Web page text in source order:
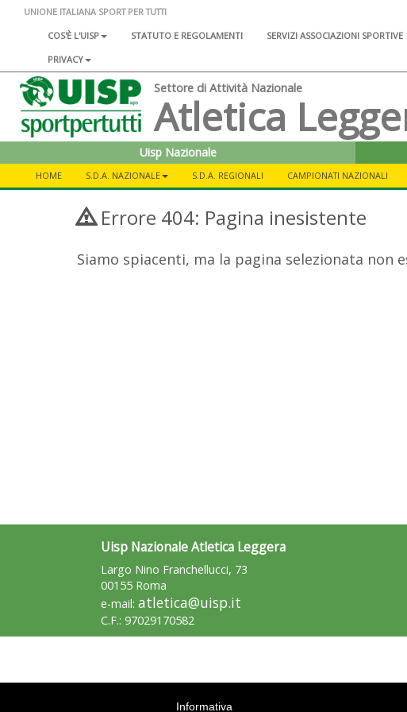
UNIONE ITALIANA SPORT PER TUTTI
COS'È L'UISP
STATUTO E REGOLAMENTI SERVIZI ASSOCIAZIONI SPORTIVE
PRIVACY
Settore di Attività Nazionale
Atletica
Uisp Nazionale
HOME S.D.A. NAZIONALE S.D.A. REGIONALI CAMPIONATI NAZIONALI
Errore 404: Pagina inesistente
Siamo spiacenti, ma la pagina selezionata non
Uisp Nazionale Atletica Leggera
Largo Nino Franchellucci, 73
00155 Roma
e-mail: atletica@uisp.it
C.F.: 97029170582
Informativa